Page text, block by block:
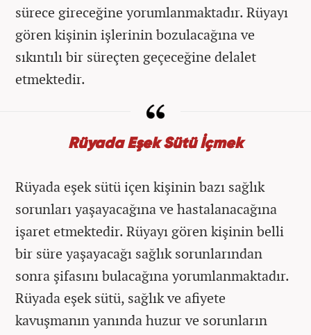
sürece gireceğine yorumlanmaktadır. Rüyayı
gören kişinin işlerinin bozulacağına ve
sıkıntılı bir süreçten geçeceğine delalet
etmektedir.
Rüyada Eşek Sütü İçmek
Rüyada eşek sütü içen kişinin bazı sağlık
sorunları yaşayacağına ve hastalanacağına
işaret etmektedir. Rüyayı gören kişinin belli
bir süre yaşayacağı sağlık sorunlarından
sonra şifasını bulacağına yorumlanmaktadır.
Rüyada eşek sütü, sağlık ve afiyete
kavuşmanın yanında huzur ve sorunların